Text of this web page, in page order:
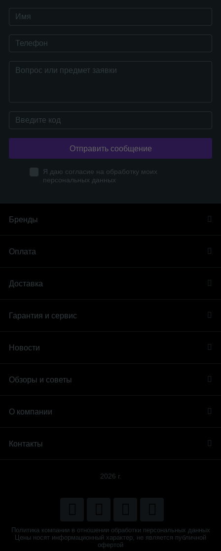
Отправить сообщение
Я даю согласие на обработку моих
персональных данных
Бренды
Оплата
Доставка
Гарантия и сервис
Новости
Обзоры и советы
О компании
Контакты
2026 г.
Политика компании в отношении обработки персональных данных
Цены носят информационный характер, не является публичной
офертой